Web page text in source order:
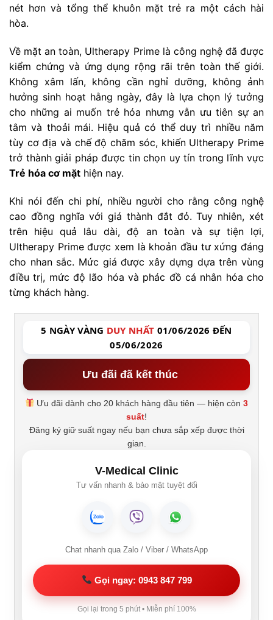
nét hơn và tổng thể khuôn mặt trẻ ra một cách hài
hòa.
Về mặt an toàn, Ultherapy Prime là công nghệ đã được
kiểm chứng và ứng dụng rộng rãi trên toàn thế giới.
Không xâm lấn, không cần nghỉ dưỡng, không ảnh
hưởng sinh hoạt hằng ngày, đây là lựa chọn lý tưởng
cho những ai muốn trẻ hóa nhưng vẫn ưu tiên sự an
tâm và thoải mái. Hiệu quả có thể duy trì nhiều năm
tùy cơ địa và chế độ chăm sóc, khiến Ultherapy Prime
trở thành giải pháp được tin chọn uy tín trong lĩnh vực
Trẻ hóa cơ mặt hiện nay.
Khi nói đến chi phí, nhiều người cho rằng công nghệ
cao đồng nghĩa với giá thành đắt đỏ. Tuy nhiên, xét
trên hiệu quả lâu dài, độ an toàn và sự tiện lợi,
Ultherapy Prime được xem là khoản đầu tư xứng đáng
cho nhan sắc. Mức giá được xây dựng dựa trên vùng
điều trị, mức độ lão hóa và phác đồ cá nhân hóa cho
từng khách hàng.
5 NGÀY VÀNG DUY NHẤT 01/06/2026 ĐẾN
05/06/2026
Ưu đãi đã kết thúc
Ưu đãi dành cho 20 khách hàng đầu tiên — hiện còn3
suất!
Đăng ký giữ suất ngay nếu bạn chưa sắp xếp được thời
gian.
V-Medical Clinic
Tư vấn nhanh & bảo mật tuyệt đối
Chat nhanh qua Zalo / Viber / WhatsApp
Gọi ngay: 0943 847 799
Gọi lại trong 5 phút • Miễn phí 100%